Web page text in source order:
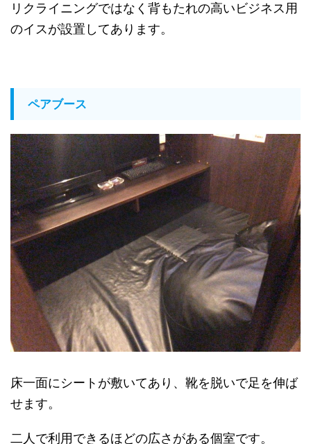
リクライニングではなく背もたれの高いビジネス用
のイスが設置してあります。
ペアブース
床一面にシートが敷いてあり、靴を脱いで足を伸ば
せます。
二人で利用できるほどの広さがある個室です。